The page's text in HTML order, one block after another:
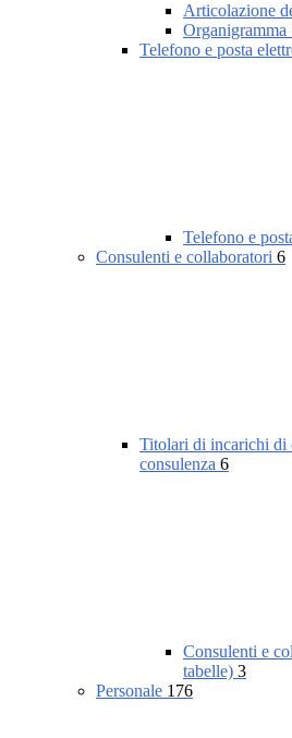
Articolazione
Organigramma
Telefono e posta
Telefono e
Consulenti e collaboratori 6
Titolari di incarichi di
consulenza 6
Consulenti e
tabelle) 3
Personale 176